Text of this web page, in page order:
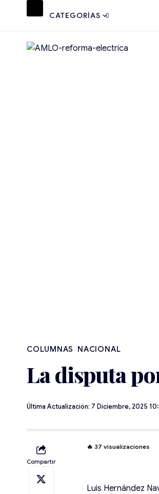
CATEGORÍAS
NACIONAL
La disputa
Última Actualización: 7 Diciembre, 2025
Compartir
🔥 37 visualizaciones
Luis Hernández